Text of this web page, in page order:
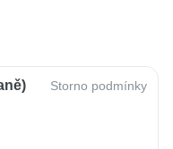
Storno podmínky